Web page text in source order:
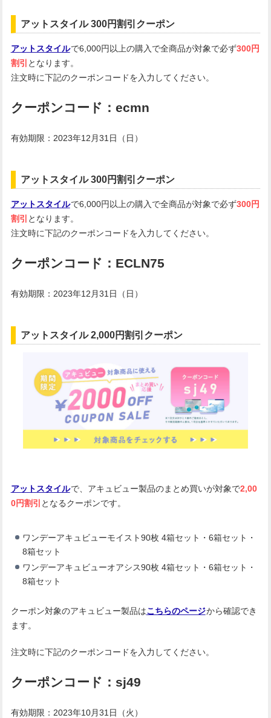
アットスタイル 300円割引クーポン
アットスタイルで6,000円以上の購入で全商品が対象で必ず300円
割引 となります。
注文時に下記のクーポンコードを入力してください。
クーポンコード：ecmn
有効期限：2023年12月31日（日）
アットスタイル 300円割引クーポン
アットスタイルで6,000円以上の購入で全商品が対象で必ず300円
割引 となります。
注文時に下記のクーポンコードを入力してください。
クーポンコード：ECLN75
有効期限：2023年12月31日（日）
アットスタイル 2,000円割引クーポン
アットスタイルで、アキュビュー製品のまとめ買いが対象で2,00
0円割引 となるクーポンです。
ワンデーアキュビューモイスト90枚 4箱セット・6箱セット・
8箱セット
ワンデーアキュビューオアシス90枚 4箱セット・6箱セット・
8箱セット
クーポン対象のアキュビュー製品はこちらのページから確認でき
ます。
注文時に下記のクーポンコードを入力してください。
クーポンコード：sj49
有効期限：2023年10月31日（火）